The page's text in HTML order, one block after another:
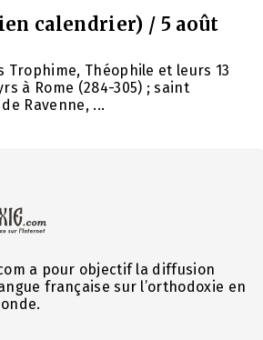
calendrier) / 5 août
Trophime, Théophile et leurs 13
à Rome (284-305) ; saint
Ravenne, ...
a pour objectif la diffusion
française sur l’orthodoxie en